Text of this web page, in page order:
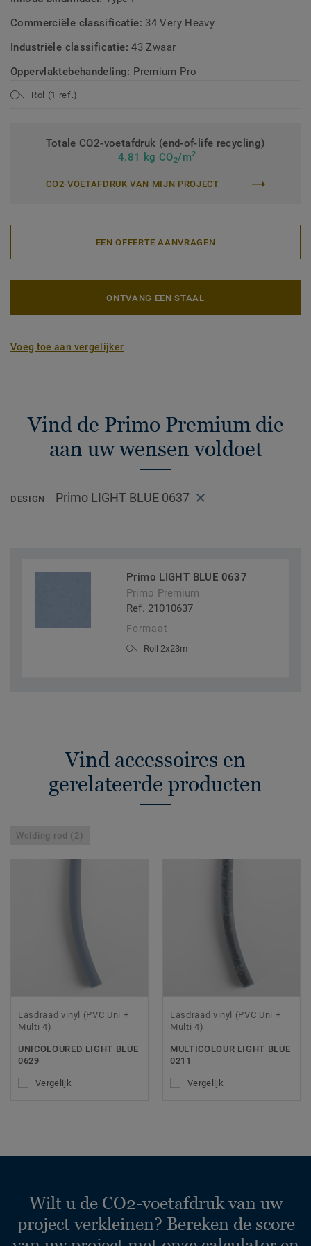
Commerciële classificatie: 34 Very Heavy
Industriële classificatie:43 Zwaar
Oppervlaktebehandeling: Premium Pro
Rol (1 ref.)
Totale CO2-voetafdruk (end-of-life recycling)
4.81 kg CO2/m2
CO2-VOETAFDRUK VAN MIJN PROJECT
EEN OFFERTE AANVRAGEN
ONTVANG EEN STAAL
Voeg toe aan vergelijker
Vind de Primo Premium die
aan uw wensen voldoet
DESIGN Primo LIGHT BLUE 0637
Primo LIGHT BLUE 0637
Primo Premium
Ref. 21010637
Formaat
Roll 2x23m
Vind accessoires en
gerelateerde producten
Welding rod (2)
Lasdraad vinyl (PVC Uni +
Multi 4)
UNICOLOURED LIGHT BLUE
0629
Vergelijk
Lasdraad vinyl (PVC Uni +
Multi 4)
MULTICOLOUR LIGHT BLUE
0211
Vergelijk
Wilt u de CO2-voetafdruk van uw
project verkleinen? Bereken de score